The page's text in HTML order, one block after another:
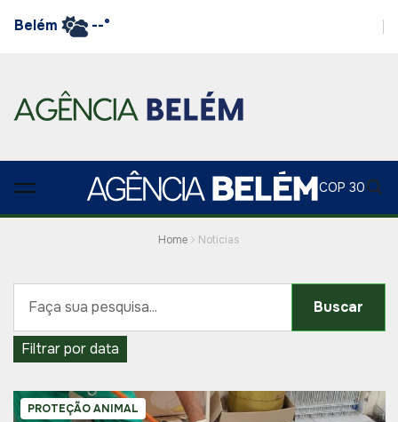
Belém --°
COP 30
Home Noticias
Buscar
Filtrar por data
PROTEÇÃO ANIMAL